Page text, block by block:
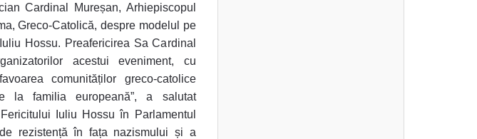
Cardinal Mureșan, Arhiepiscopul
Greco-Catolică, despre modelul pe
Hossu. Preafericirea Sa Cardinal
acestui eveniment, cu
comunităților greco-catolice
la familia europeană”, a salutat
Iuliu Hossu în Parlamentul
rezistență în fața nazismului și a